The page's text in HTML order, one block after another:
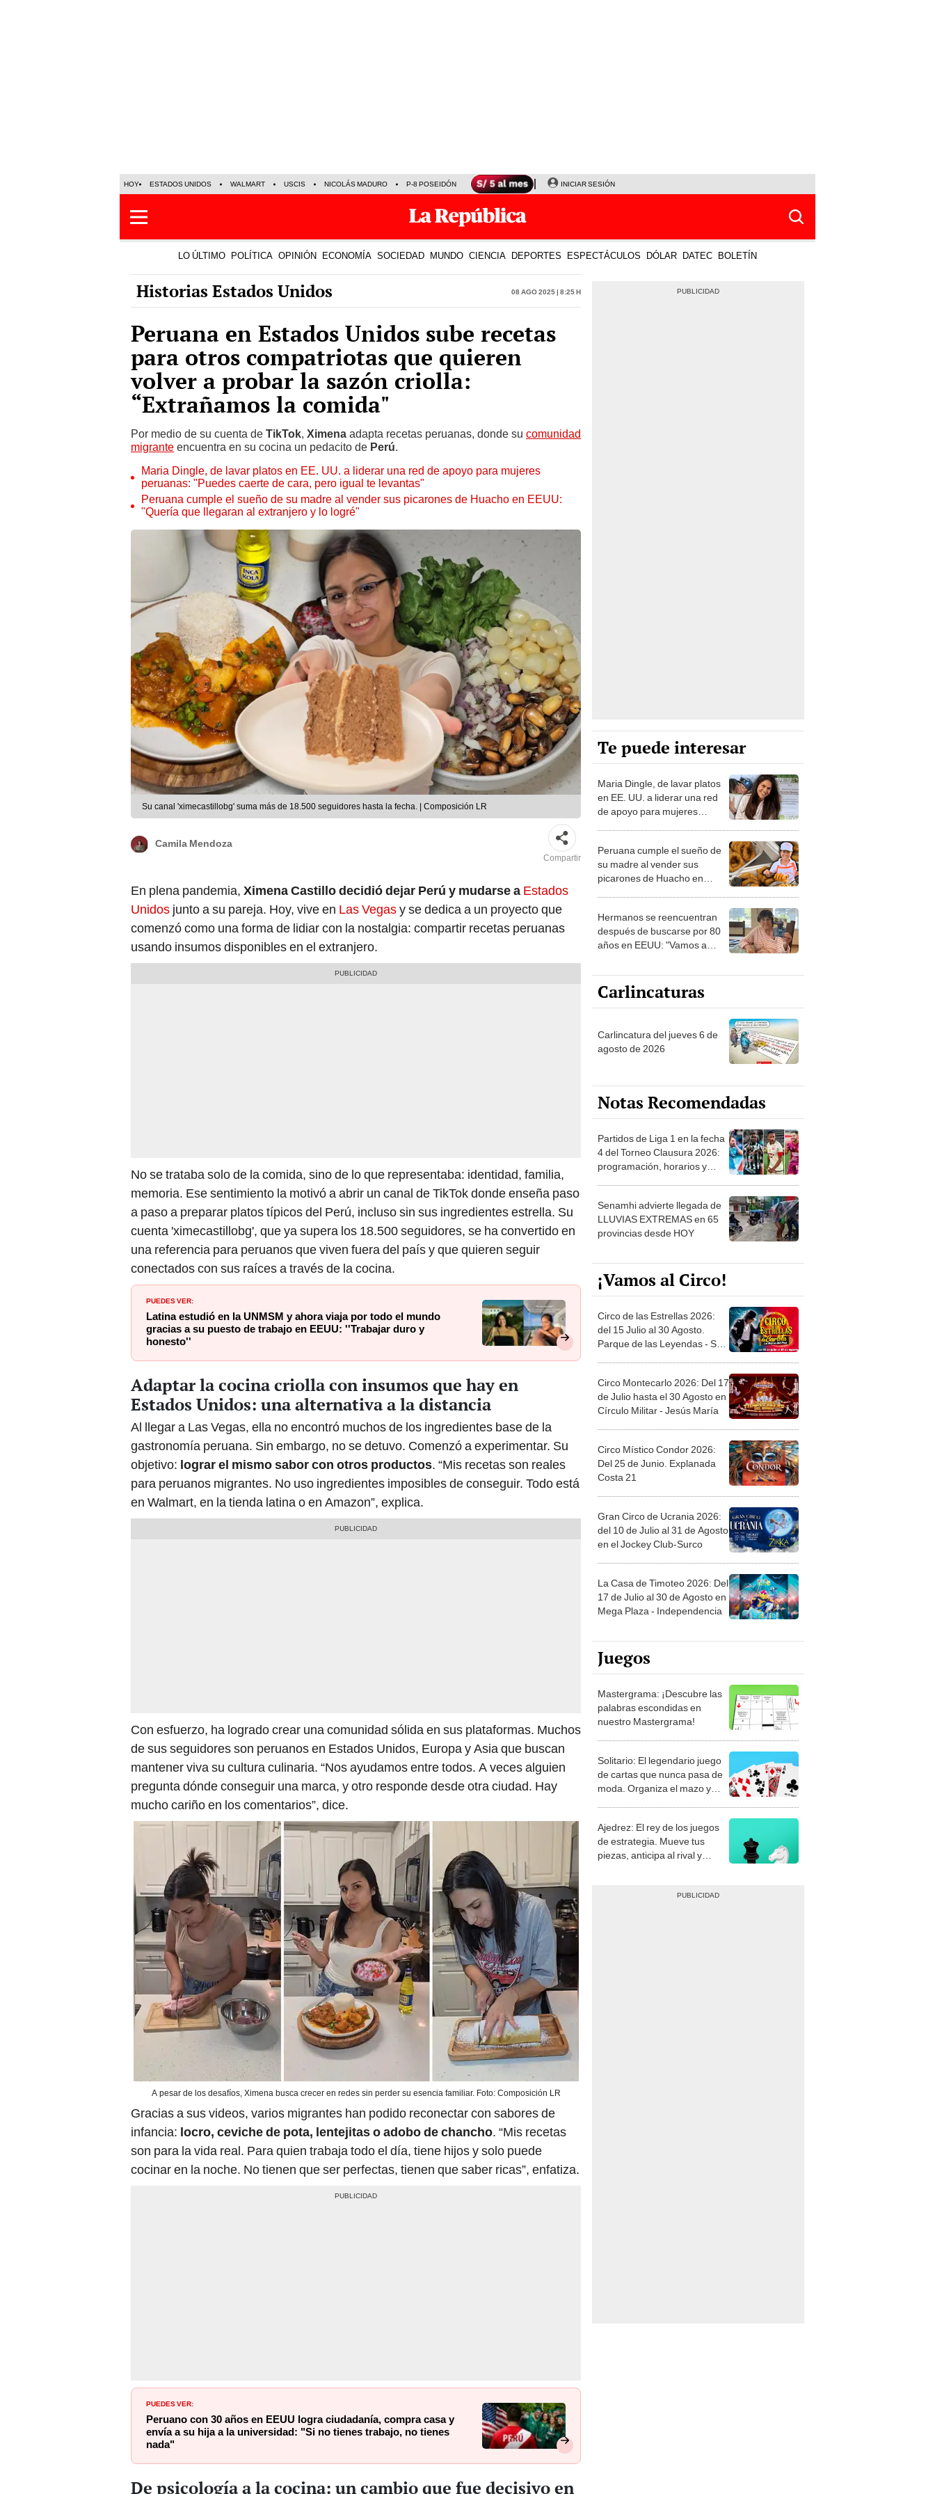
HOY ESTADOS UNIDOS WALMART USCIS NICOLÁS MADURO P-8 POSEIDÓN INICIAR SESIÓN
LO ÚLTIMO POLÍTICA OPINIÓN ECONOMÍA SOCIEDAD MUNDO CIENCIA DEPORTES ESPECTÁCULOS DÓLAR DATEC BOLETÍN
Historias Estados Unidos 08 Ago 2025 | 8:25 h
Peruana en Estados Unidos sube recetas
para otros compatriotas que quieren
volver a probar la sazón criolla:
“Extrañamos la comida"
Por medio de su cuenta de TikTok, Ximena adapta recetas peruanas, donde su comunidad
migrante encuentra en su cocina un pedacito de Perú.
Maria Dingle, de lavar platos en EE. UU. a liderar una red de apoyo para mujeres
peruanas: "Puedes caerte de cara, pero igual te levantas"
Peruana cumple el sueño de su madre al vender sus picarones de Huacho en EEUU:
"Quería que llegaran al extranjero y lo logré"
Su canal 'ximecastillobg' suma más de 18.500 seguidores hasta la fecha. | Composición LR
Camila Mendoza
Compartir
En plena pandemia, Ximena Castillo decidió dejar Perú y mudarse a Estados
Unidos junto a su pareja. Hoy, vive en Las Vegasy se dedica a un proyecto que
comenzó como una forma de lidiar con la nostalgia: compartir recetas peruanas
usando insumos disponibles en el extranjero.
No se trataba solo de la comida, sino de lo que representaba: identidad, familia,
memoria. Ese sentimiento la motivó a abrir un canal de TikTok donde enseña paso
a paso a preparar platos típicos del Perú, incluso sin sus ingredientes estrella. Su
cuenta 'ximecastillobg', que ya supera los 18.500 seguidores, se ha convertido en
una referencia para peruanos que viven fuera del país y que quieren seguir
conectados con sus raíces a través de la cocina.
PUEDES VER:
Latina estudió en la UNMSM y ahora viaja por todo el mundo
gracias a su puesto de trabajo en EEUU: ''Trabajar duro y
honesto''
Adaptar la cocina criolla con insumos que hay en
Estados Unidos: una alternativa a la distancia
Al llegar a Las Vegas, ella no encontró muchos de los ingredientes base de la
gastronomía peruana. Sin embargo, no se detuvo. Comenzó a experimentar. Su
objetivo: lograr el mismo sabor con otros productos. “Mis recetas son reales
para peruanos migrantes. No uso ingredientes imposibles de conseguir. Todo está
en Walmart, en la tienda latina o en Amazon”, explica.
Con esfuerzo, ha logrado crear una comunidad sólida en sus plataformas. Muchos
de sus seguidores son peruanos en Estados Unidos, Europa y Asia que buscan
mantener viva su cultura culinaria. “Nos ayudamos entre todos. A veces alguien
pregunta dónde conseguir una marca, y otro responde desde otra ciudad. Hay
mucho cariño en los comentarios”, dice.
A pesar de los desafíos, Ximena busca crecer en redes sin perder su esencia familiar. Foto: Composición LR
Gracias a sus videos, varios migrantes han podido reconectar con sabores de
infancia: locro, ceviche de pota, lentejitas o adobo de chancho. “Mis recetas
son para la vida real. Para quien trabaja todo el día, tiene hijos y solo puede
cocinar en la noche. No tienen que ser perfectas, tienen que saber ricas”, enfatiza.
PUEDES VER:
Peruano con 30 años en EEUU logra ciudadanía, compra casa y
envía a su hija a la universidad: "Si no tienes trabajo, no tienes
nada"
De psicología a la cocina: un cambio que fue decisivo en
Te puede interesar
Maria Dingle, de lavar platos
en EE. UU. a liderar una red
de apoyo para mujeres
Peruana cumple el sueño de
su madre al vender sus
picarones de Huacho en
Hermanos se reencuentran
después de buscarse por 80
años en EEUU: "Vamos a
bastones"
Carlincaturas
Carlincatura del jueves 6 de
agosto de 2026
Notas Recomendadas
Partidos de Liga 1 en la fecha
4 del Torneo Clausura 2026:
programación, horarios y
Senamhi advierte llegada de
LLUVIAS EXTREMAS en 65
provincias desde HOY
¡Vamos al Circo!
Circo de las Estrellas 2026:
del 15 Julio al 30 Agosto.
Parque de las Leyendas - San
Circo Montecarlo 2026: Del 17
de Julio hasta el 30 Agosto en
Círculo Militar - Jesús María
Circo Místico Condor 2026:
Del 25 de Junio. Explanada
Costa 21
Gran Circo de Ucrania 2026:
del 10 de Julio al 31 de Agosto
en el Jockey Club-Surco
La Casa de Timoteo 2026: Del
17 de Julio al 30 de Agosto en
Mega Plaza - Independencia
Juegos
Mastergrama: ¡Descubre las
palabras escondidas en
nuestro Mastergrama!
Solitario: El legendario juego
de cartas que nunca pasa de
moda. Organiza el mazo y
Ajedrez: El rey de los juegos
de estrategia. Mueve tus
piezas, anticipa al rival y